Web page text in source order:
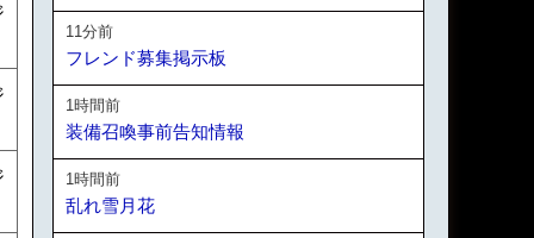
11分前
フレンド募集掲示板
1時間前
装備召喚事前告知情報
1時間前
乱れ雪月花